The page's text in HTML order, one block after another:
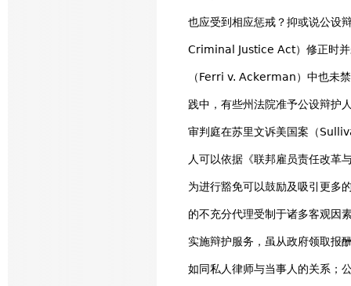
也应受到相应惩戒？抑或说公设
Criminal Justice Act）修正时并
（Ferri v. Ackerman）中也未
践中，有些州法院准予公设辩护
审判庭在苏里文诉美国案（
人可以依据《联邦雇员责任改革
为进行豁免可以鼓励及吸引更多
的不充分代理受制于诸多客观因
实施辩护服务，虽从政府领取报
如同私人律师与当事人的关系；